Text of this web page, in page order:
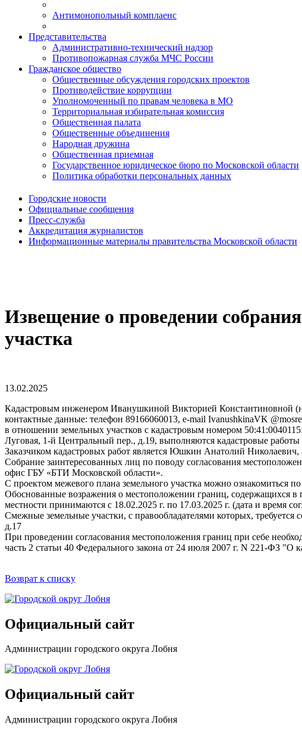
Антимонопольный комплаенс
Представительства
Административно-технический надзор
Противопожарная служба МЧС России
Гражданское общество
Общественные обсуждения городских проектов
Противодействие коррупции
Уполномоченный по правам человека в МО
Территориальная избирательная комиссия
Общественная палата
Общественные объединения
Народная дружина
Общественная приемная
Государственное юридическое бюро по Московской области
Политика обработки персональных данных
Городские новости
Официальные сообщения
Пресс-служба
Аккредитация журналистов
Информационные материалы правительства Московской области
Извещение о проведении
участка
13.02.2025
Кадастровым инженером Иванушкиной Викторией Константиновной
контактные данные: телефон 89166060013, e-mail IvanushkinaVK
в отношении земельных участков с кадастровым номером
Луговая, 1-й Центральный пер., д.19, выполняются кадастровые
Заказчиком кадастровых работ является Юшкин Анатолий
Собрание заинтересованных лиц по поводу согласования
офис ГБУ «БТИ Московской области».
С проектом межевого плана земельного участка можно ознакомиться
Обоснованные возражения о местоположении границ, содержащихся в
местности принимаются с 18.02.2025 г. по 17.03.2025 г. (дата и время
Смежные земельные участки, с правообладателями которых,
д.17
При проведении согласования местоположения границ при себе
часть 2 статьи 40 Федерального закона от 24 июля 2007 г. N 221-ФЗ "О
Возврат к списку
Официальный сайт
Администрации городского округа Лобня
Официальный сайт
Администрации городского округа Лобня